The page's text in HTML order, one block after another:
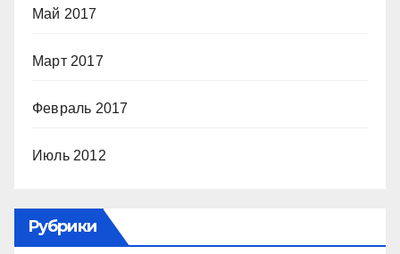
Май 2017
Март 2017
Февраль 2017
Июль 2012
Рубрики